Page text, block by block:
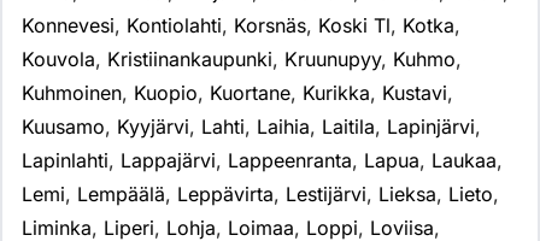
Konnevesi, Kontiolahti, Korsnäs, Koski Tl, Kotka,
Kouvola, Kristiinankaupunki, Kruunupyy, Kuhmo,
Kuhmoinen, Kuopio, Kuortane, Kurikka, Kustavi,
Kuusamo, Kyyjärvi, Lahti, Laihia, Laitila, Lapinjärvi,
Lapinlahti, Lappajärvi, Lappeenranta, Lapua, Laukaa,
Lemi, Lempäälä, Leppävirta, Lestijärvi, Lieksa, Lieto,
Liminka, Liperi, Lohja, Loimaa, Loppi, Loviisa,